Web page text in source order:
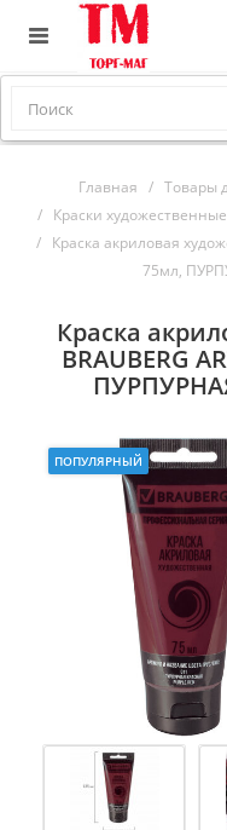
Главная Товары
Краски художественные
Краска акриловая
75мл,
Краска
BRAUBERG
ПОПУЛЯРНЫЙ